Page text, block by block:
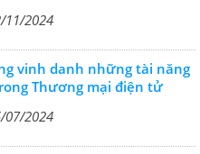
11/2024
vinh danh những tài năng
Thương mại điện tử
07/2024